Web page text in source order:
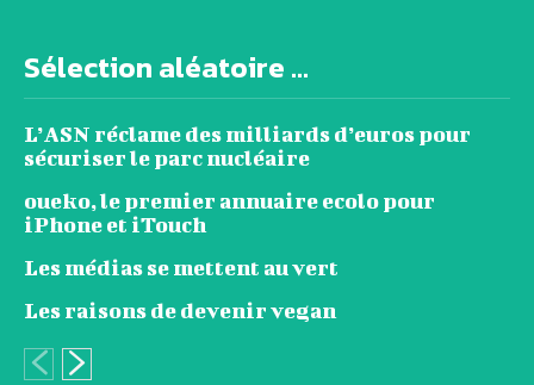
Sélection aléatoire ...
L’ASN réclame des milliards d’euros pour
sécuriser le parc nucléaire
oueko, le premier annuaire ecolo pour
iPhone et iTouch
Les médias se mettent au vert
Les raisons de devenir vegan